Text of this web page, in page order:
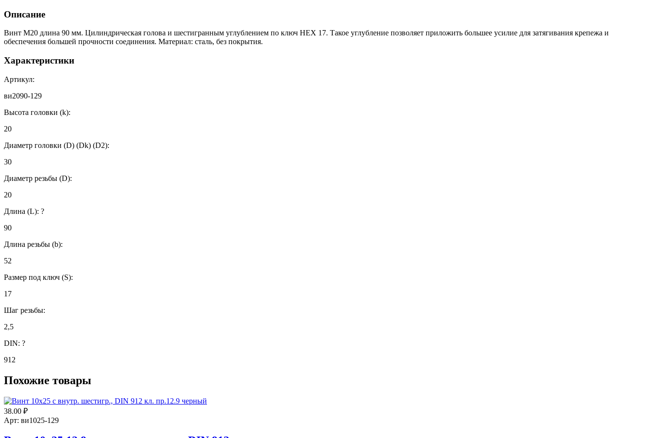
Описание
Винт М20 длина 90 мм. Цилиндрическая голова и шестигранным углублением по ключ HEX 17. Такое углубление позволяет приложить большее усилие для затягивания крепежа и
обеспечения большей прочности соединения. Материал: сталь, без покрытия.
Характеристики
Артикул:
ви2090-129
Высота головки (k):
20
Диаметр головки (D) (Dk) (D2):
30
Диаметр резьбы (D):
20
Длина (L): ?
90
Длина резьбы (b):
52
Размер под ключ (S):
17
Шаг резьбы:
2,5
DIN: ?
912
Похожие товары
38.00 ₽
Арт: ви1025-129